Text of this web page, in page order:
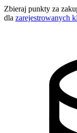
Zbieraj punkty za
dla zarejestrowanych